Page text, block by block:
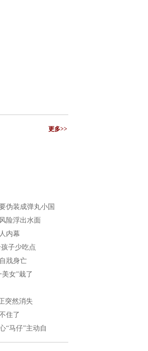
更多>>
伪装成弹丸小国
险浮出水面
内幕
子少吃点
戕身亡
女”栽了
突然消失
住了
“马仔”主动自